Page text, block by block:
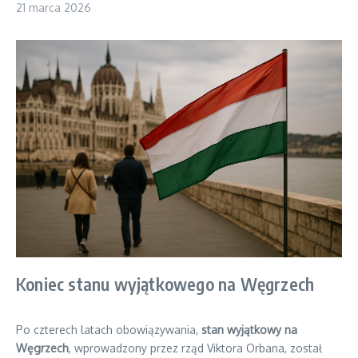
21 marca 2026
Koniec stanu wyjątkowego na Węgrzech
Po czterech latach obowiązywania, stan wyjątkowy na
Węgrzech, wprowadzony przez rząd Viktora Orbana, został